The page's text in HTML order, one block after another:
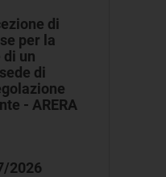
di
per la
un
di
- ARERA
2026